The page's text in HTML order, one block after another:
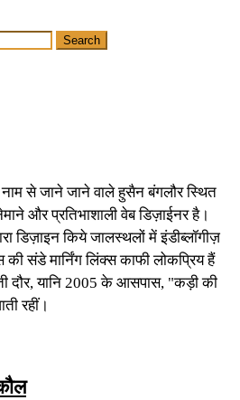
से जाने जाने वाले हुसैन बंगलौर स्थित
और प्रतिभाशाली वेब डिज़ाईनर है।
डिज़ाइन किये जालस्थलों में इंडीब्लॉगीज़
संडे मार्निंग लिंक्स काफी लोकप्रिय हैं
दौर, यानि 2005 के आसपास, "कड़ी की
रहीं।